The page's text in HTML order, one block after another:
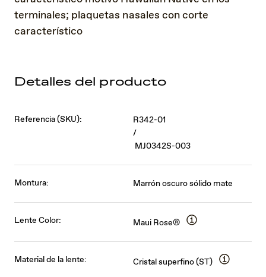
terminales; plaquetas nasales con corte
característico
Detalles del producto
Referencia (SKU):
R342-01
/
MJ0342S-003
Montura: Marrón oscuro sólido mate
Lente Color: Maui Rose®
Material de la lente: Cristal superfino (ST)